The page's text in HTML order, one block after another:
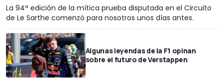
La 94ª edición de la mítica prueba disputada en el Circuito
de Le Sarthe comenzó para nosotros unos días antes.
Algunas leyendas de la F1 opinan
sobre el futuro de Verstappen